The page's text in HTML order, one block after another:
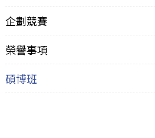
企劃競賽
榮譽事項
碩博班